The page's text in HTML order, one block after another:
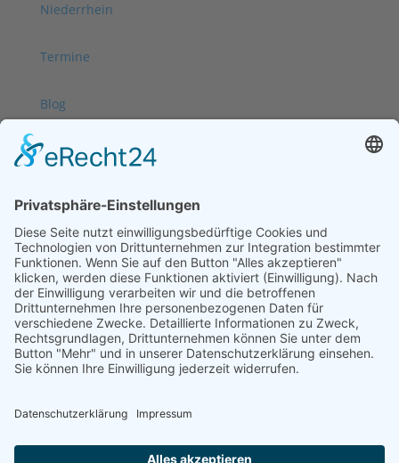
Niederrhein
Termine
Blog
Kontakt
Feedback
Allgemeine Geschäfts­bedingungen
Impressum
Datenschutzerklärung
Copyright © 2026 Wiebke Lahrmann-Wesser